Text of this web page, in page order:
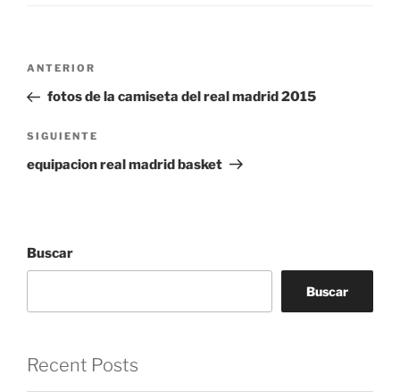
Navegación
entradas
Entrada
anterior:
ANTERIOR
fotos de la camiseta del real madrid 2015
Siguiente
entrada
SIGUIENTE
equipacion real madrid basket
Buscar
Buscar
Recent Posts